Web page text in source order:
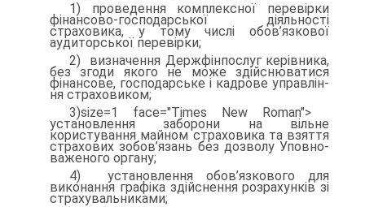
1) проведення комплексної перевірки
фінансово-господарсь­кої діяльності
страховика, у тому числі обов’язкової
аудиторської перевірки;
2) визначення Держфінпослуг керівника,
без згоди якого не може здійснюватися
фінансове, господарське і кадрове управлін­
ня страховиком;
3)size=1 face="Times New Roman">
установлення заборони на вільне
користування майном страховика та взяття
страхових зобов’язань без дозволу Уповно­
важеного органу;
4) установлення обов’язкового для
виконання графіка здійс­нення розрахунків зі
страхувальниками;